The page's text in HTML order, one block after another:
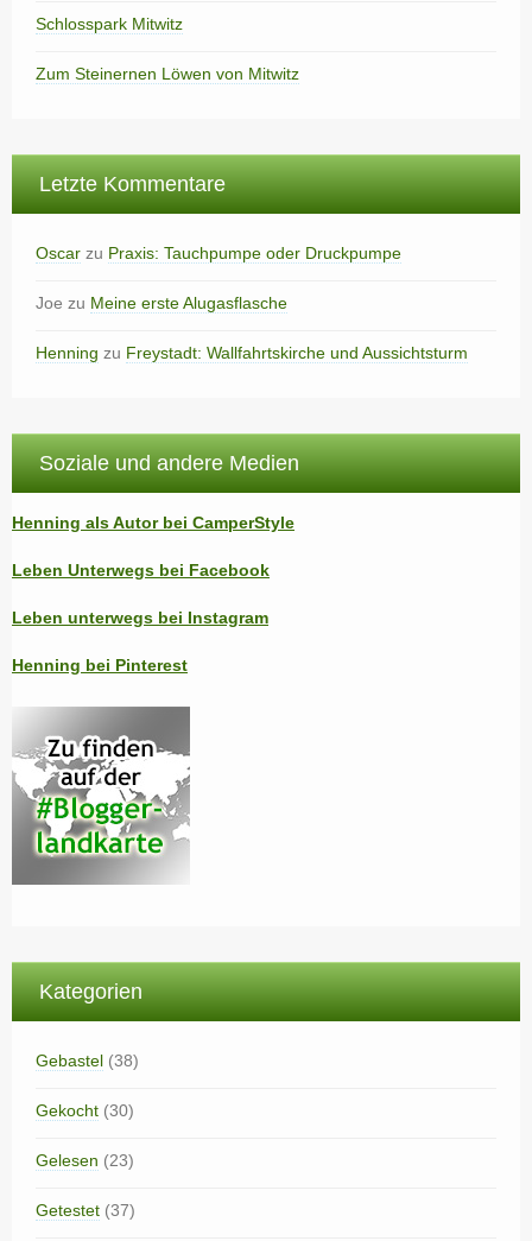
Schlosspark Mitwitz
Zum Steinernen Löwen von Mitwitz
Letzte Kommentare
Oscar zu Praxis: Tauchpumpe oder Druckpumpe
Joe zu Meine erste Alugasflasche
Henning zu Freystadt: Wallfahrtskirche und Aussichtsturm
Soziale und andere Medien
Henning als Autor bei CamperStyle
Leben Unterwegs bei Facebook
Leben unterwegs bei Instagram
Henning bei Pinterest
Kategorien
Gebastel (38)
Gekocht (30)
Gelesen (23)
Getestet (37)